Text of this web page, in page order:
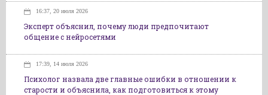
16:37, 20 июля 2026
Эксперт объяснил, почему люди предпочитают
общение с нейросетями
17:39, 14 июля 2026
Психолог назвала две главные ошибки в отношении к
старости и объяснила, как подготовиться к этому